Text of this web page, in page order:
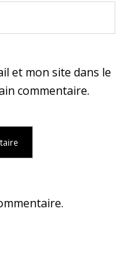
et mon site dans le
commentaire.